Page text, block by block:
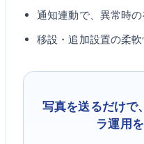
通知連動で、異常時
移設・追加設置の柔
写真を送るだけで
ラ運用